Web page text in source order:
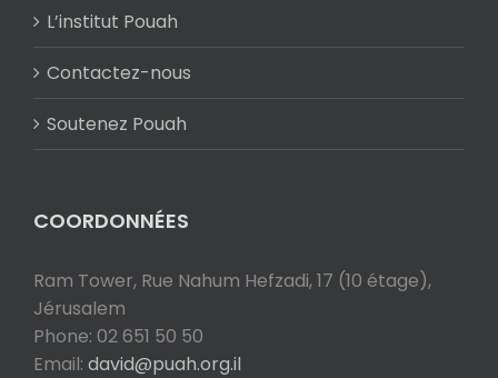
L’institut Pouah
Contactez-nous
Soutenez Pouah
COORDONNÉES
Ram Tower, Rue Nahum Hefzadi, 17 (10 étage),
Jérusalem
Phone: 02 651 50 50
Email: david@puah.org.il